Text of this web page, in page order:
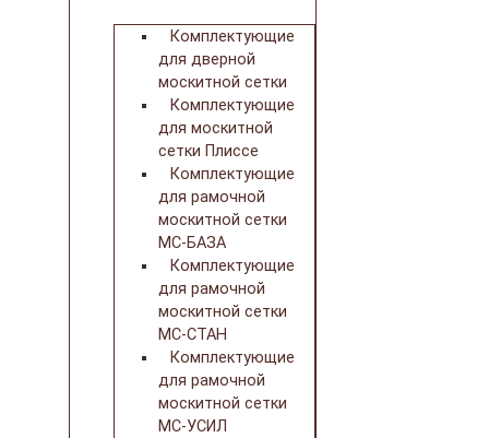
Комплектующие
для дверной
москитной сетки
Комплектующие
для москитной
сетки Плиссе
Комплектующие
для рамочной
москитной сетки
МС-БАЗА
Комплектующие
для рамочной
москитной сетки
МС-СТАН
Комплектующие
для рамочной
москитной сетки
МС-УСИЛ